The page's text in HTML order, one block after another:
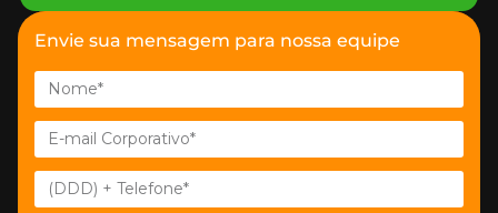
Envie sua mensagem para nossa equipe